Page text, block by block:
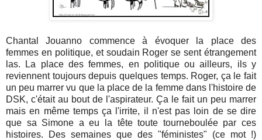
Chantal Jouanno commence à évoquer la place des
femmes en politique, et soudain Roger se sent étrangement
las. La place des femmes, en politique ou ailleurs, ils y
reviennent toujours depuis quelques temps. Roger, ça le fait
un peu marrer vu que la place de la femme dans l'histoire de
DSK, c'était au bout de l'aspirateur. Ça le fait un peu marrer
mais en même temps ça l'irrite, il n'est pas loin de se dire
que sa Simone a eu la tête toute tourneboulée par ces
histoires. Des semaines que des "féministes" (ce mot !)